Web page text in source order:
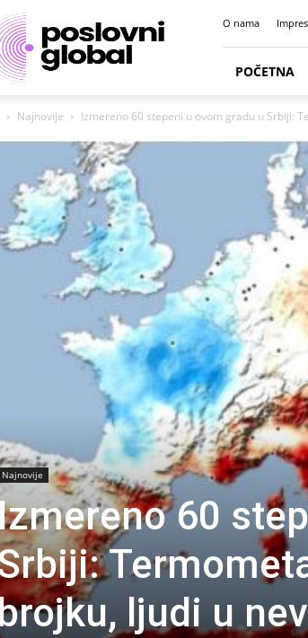
O nama
POČETNA
Najnovije Izmereno 60 stepeni u ovom gradu u Srbiji:
Najnovije
60
ljudi u